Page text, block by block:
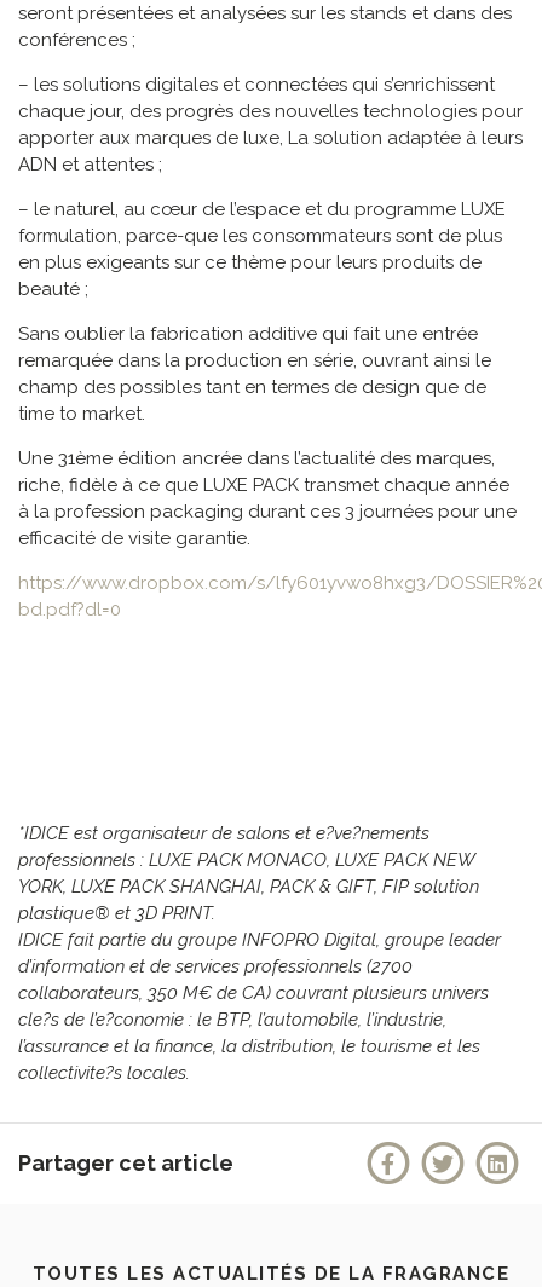
seront présentées et analysées sur les stands et dans des
conférences ;
– les solutions digitales et connectées qui s’enrichissent
chaque jour, des progrès des nouvelles technologies pour
apporter aux marques de luxe, La solution adaptée à leurs
ADN et attentes ;
– le naturel, au cœur de l’espace et du programme LUXE
formulation, parce-que les consommateurs sont de plus
en plus exigeants sur ce thème pour leurs produits de
beauté ;
Sans oublier la fabrication additive qui fait une entrée
remarquée dans la production en série, ouvrant ainsi le
champ des possibles tant en termes de design que de
time to market.
Une 31ème édition ancrée dans l’actualité des marques,
riche, fidèle à ce que LUXE PACK transmet chaque année
à la profession packaging durant ces 3 journées pour une
efficacité de visite garantie.
https://www.dropbox.com/s/lfy601yvwo8hxg3/
bd.pdf?dl=0
*IDICE est organisateur de salons et e?ve?nements
professionnels : LUXE PACK MONACO, LUXE PACK NEW
YORK, LUXE PACK SHANGHAI, PACK & GIFT, FIP solution
plastique® et 3D PRINT.
IDICE fait partie du groupe INFOPRO Digital, groupe leader
d’information et de services professionnels (2700
collaborateurs, 350 M€ de CA) couvrant plusieurs univers
cle?s de l’e?conomie : le BTP, l’automobile, l’industrie,
l’assurance et la finance, la distribution, le tourisme et les
collectivite?s locales.
Partager cet article
TOUTES LES ACTUALITÉS DE LA FRAGRANCE